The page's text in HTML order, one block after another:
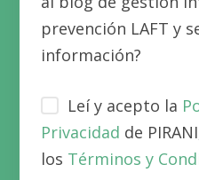
prevención LAFT y
información?
Leí y acepto la
Privacidad de
los Términos y